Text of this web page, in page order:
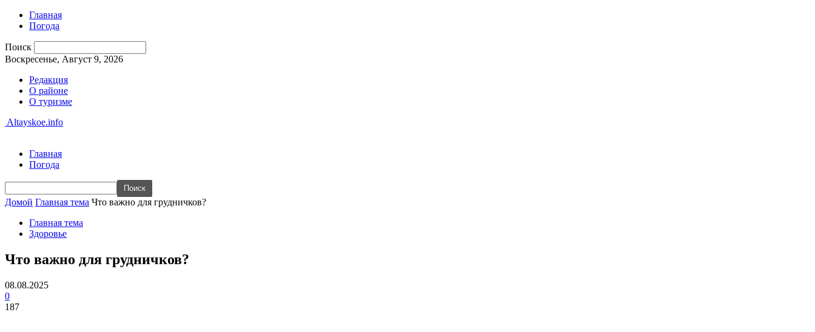
Главная
Погода
Поиск
Воскресенье, Август 9, 2026
Редакция
О районе
О туризме
Altayskoe.info
Главная
Погода
Домой Главная тема Что важно для грудничков?
Главная тема
Здоровье
Что важно для грудничков?
08.08.2025
0
187